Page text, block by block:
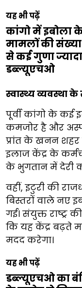
यह भी पढ़ें
कांगो में इबोला
मामलों की
से कई गुणा
डब्ल्यूएचओ
स्वास्थ्य व्यवस्था
पूर्वी कांगो के कई
कमजोर है और
प्रांत के खनन शहर
इलाज केंद्र के
के भुगतान में देरी
वहीं, इटुरी की
बिस्तरों वाले नए
गई। संयुक्त राष्ट्र
कि यह केंद्र बढ़ते
मदद करेगा।
यह भी पढ़ें
डब्ल्यूएचओ का